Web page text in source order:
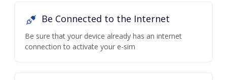
Be Connected to the Internet
Be sure that your device already has an internet
connection to activate your e-sim